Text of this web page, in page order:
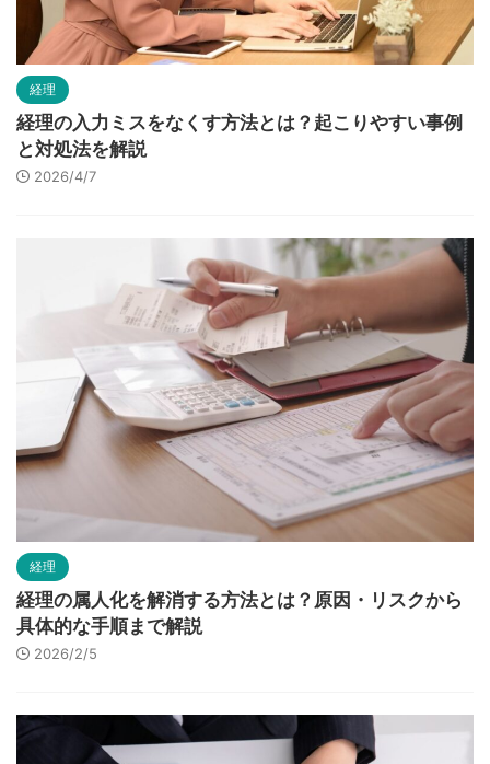
経理
経理の入力ミスをなくす方法とは？起こりやすい事例
と対処法を解説
2026/4/7
経理
経理の属人化を解消する方法とは？原因・リスクから
具体的な手順まで解説
2026/2/5